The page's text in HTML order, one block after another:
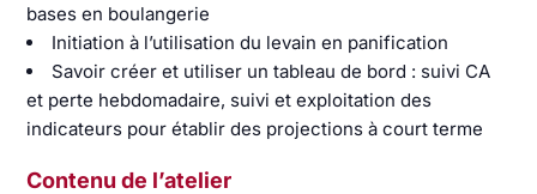
bases en boulangerie
Initiation à l’utilisation du levain en panification
Savoir créer et utiliser un tableau de bord : suivi CA
et perte hebdomadaire, suivi et exploitation des
indicateurs pour établir des projections à court terme
Contenu de l’atelier